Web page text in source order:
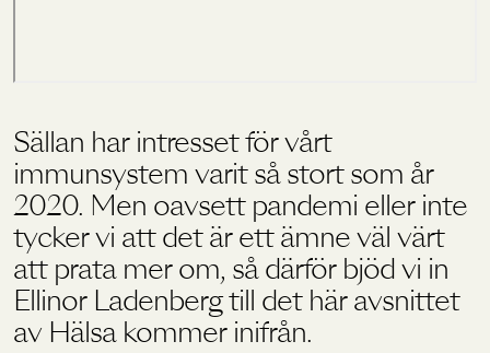
Sällan har intresset för vårt
immunsystem varit så stort som år
2020. Men oavsett pandemi eller inte
tycker vi att det är ett ämne väl värt
att prata mer om, så därför bjöd vi in
Ellinor Ladenberg till det här avsnittet
av Hälsa kommer inifrån.